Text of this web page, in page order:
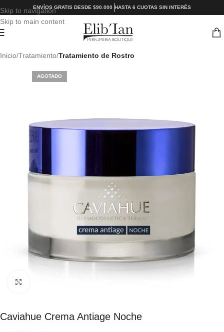
Skip to navigation
Skip to main content
ENVÍOS GRATIS DESDE $90.000 HASTA 6 CUOTAS SIN INTERÉS
Inicio Tratamiento Tratamiento de Rostro
AGOTADO
Caviahue Crema Antiage Noche